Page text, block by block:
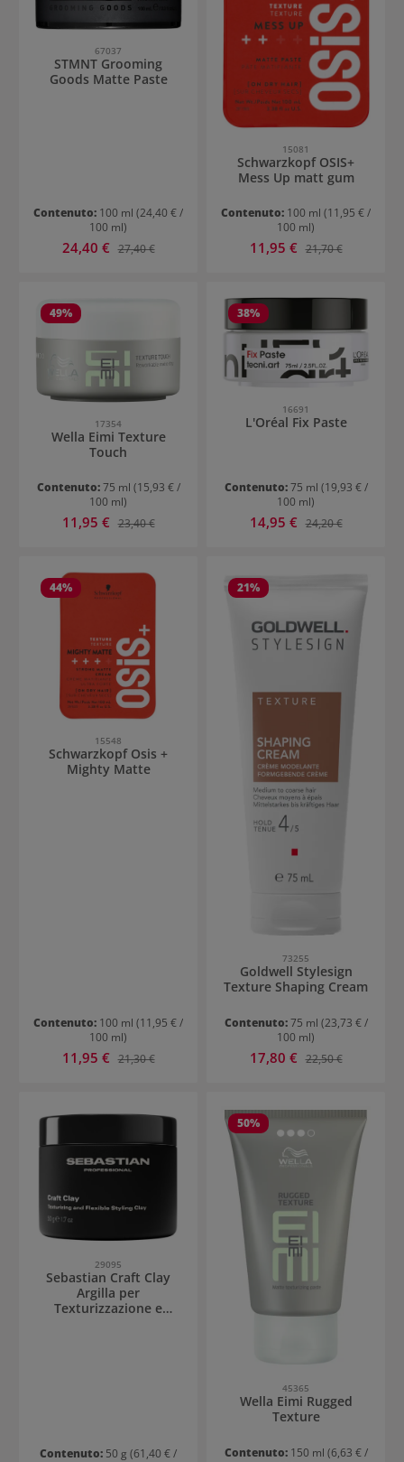
67037
STMNT Grooming
Goods Matte Paste
Contenuto: 100 ml (24,40 € /
100 ml)
Prezzo di vendita:
24,40 € Prezzo normale:
27,40 €
15081
Schwarzkopf OSIS+
Mess Up matt gum
Contenuto: 100 ml (11,95 € /
100 ml)
Prezzo di vendita:
11,95 € Prezzo normale:
21,70 €
49%
17354
Wella Eimi Texture
Touch
Contenuto:75 ml (15,93 € /
100 ml)
Prezzo di vendita:
11,95 € Prezzo normale:
23,40 €
38%
16691
L'Oréal Fix Paste
Contenuto:75 ml (19,93 € /
100 ml)
Prezzo di vendita:
14,95 € Prezzo normale:
24,20 €
44%
15548
Schwarzkopf Osis +
Mighty Matte
Contenuto: 100 ml (11,95 € /
100 ml)
Prezzo di vendita:
11,95 € Prezzo normale:
21,30 €
21%
73255
Goldwell Stylesign
Texture Shaping Cream
Contenuto:75 ml (23,73 € /
100 ml)
Prezzo di vendita:
17,80 € Prezzo normale:
22,50 €
29095
Sebastian Craft Clay
Argilla per
Texturizzazione e
Contenuto: 50 g (61,40 € /
50%
45365
Wella Eimi Rugged
Texture
Contenuto: 150 ml (6,63 € /